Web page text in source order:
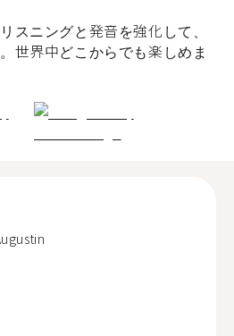
スニングと発音を強化して、
世界中どこからでも楽しめま